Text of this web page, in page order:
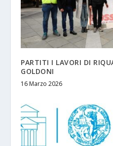
PARTITI I LAVORI DI
GOLDONI
16 Marzo 2026